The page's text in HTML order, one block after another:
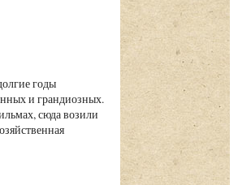
годы
и грандиозных.
сюда возили